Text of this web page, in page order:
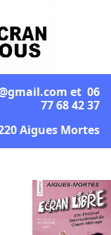
et 06
77 68 42 37
Aigues Mortes